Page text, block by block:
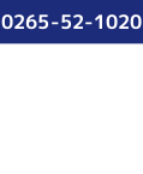
0265-52-1020